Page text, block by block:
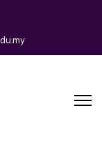
anda